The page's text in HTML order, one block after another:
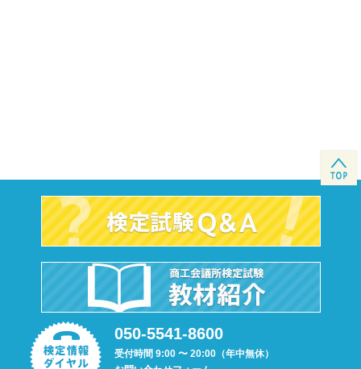
050-5541-8600
受付時間 9:00 〜 20:00（年中無休）